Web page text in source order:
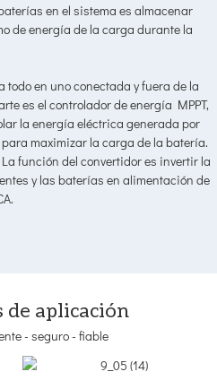
en el sistema es almacenar
de energía de la carga durante la
en uno conectada y fuera de la
es el controlador de energía MPPT,
la energía eléctrica generada por
maximizar la carga de la batería.
función del convertidor es invertir la
y las baterías en alimentación de
de aplicación
- seguro - fiable